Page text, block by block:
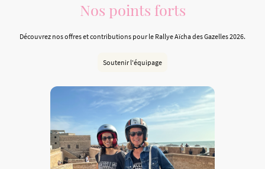
Nos points forts
Découvrez nos offres et contributions pour le Rallye Aïcha des Gazelles 2026.
Soutenir l'équipage